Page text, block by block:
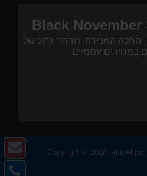
Black
Black November 2024 , החלה המכירה, מבחר גדול של
במחירים עממיים.
Copyright © 2026 i-travel.co.il